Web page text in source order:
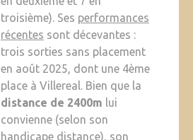
troisième). Ses performances
récentes sont décevantes :
trois sorties sans placement
en août 2025, dont une 4ème
place à Villereal. Bien que la
distance de 2400m lui
convienne (selon son
handicape distance), son